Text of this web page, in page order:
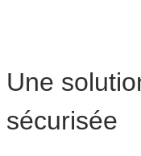
Une
sécurisée